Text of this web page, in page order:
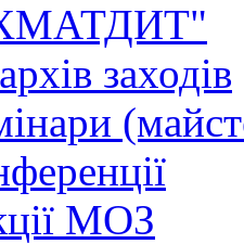
заходів
МОЗ